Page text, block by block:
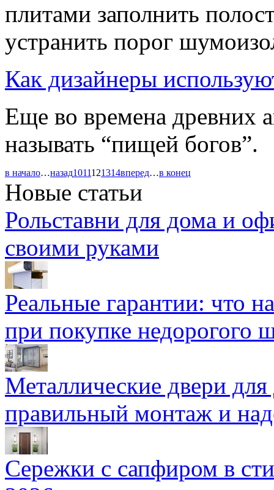
плитами заполнить
устранить порог
Как дизайнеры
Еще во времена древних
называть “пищей богов”.
в начало…назад1011121314вперед…в конец
Новые статьи
Рольставни для дома и
своими руками
Реальные гарантии: что
при покупке недорогого
Металлические двери
правильный монтаж и
Сережки с сапфиром в